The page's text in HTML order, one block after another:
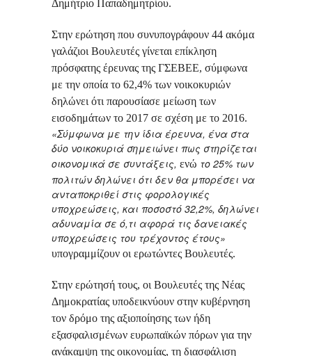
Δημήτριο Παπαδημητρίου.
Στην ερώτηση που συνυπογράφουν 44 ακόμα
γαλάζιοι Βουλευτές γίνεται επίκληση
πρόσφατης έρευνας της ΓΣΕΒΕΕ, σύμφωνα
με την οποία το 62,4% των νοικοκυριών
δηλώνει ότι παρουσίασε μείωση των
εισοδημάτων το 2017 σε σχέση με το 2016.
«Σύμφωνα με την ίδια έρευνα, ένα στα
δύο νοικοκυριά σημειώνει πως στηρίζεται
οικονομικά σε συντάξεις, ενώ το 25% των
πολιτών δηλώνει ότι δεν θα μπορέσει να
ανταποκριθεί στις φορολογικές
υποχρεώσεις, και ποσοστό 32,2%, δηλώνει
αδυναμία σε ό,τι αφορά τις δανειακές
υποχρεώσεις του τρέχοντος έτους»
υπογραμμίζουν οι ερωτώντες Βουλευτές.
Στην ερώτησή τους, οι Βουλευτές της Νέας
Δημοκρατίας υποδεικνύουν στην κυβέρνηση
τον δρόμο της αξιοποίησης των ήδη
εξασφαλισμένων ευρωπαϊκών πόρων για την
ανάκαμψη της οικονομίας, τη διασφάλιση